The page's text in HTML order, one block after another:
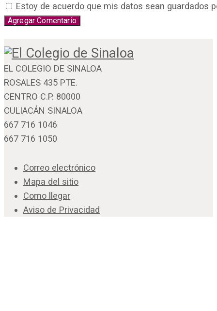
Estoy de acuerdo que mis datos sean guardados
EL COLEGIO DE SINALOA
ROSALES 435 PTE.
CENTRO C.P. 80000
CULIACÁN SINALOA
667 716 1046
667 716 1050
Correo electrónico
Mapa del sitio
Como llegar
Aviso de Privacidad